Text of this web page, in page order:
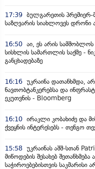
17:39 ბულგარეთის პრემიერ-
საზღვარის სიახლოვეს დრონი
16:50 აი, ეს არის
სისხლის სამართლის საქმე -
განცხადებაზე
16:16 უკრაინა დათანხმდა,
ნავთობტანკერებსა და
ეკუთვნის - Bloomberg
16:10 ირაკლი კობახიძე და
ქვეყნის ინტერესებს - თენგო
15:58 უკრაინას აშშ-სთან
მიწოდების შესახებ
საჭიროებებისთვის